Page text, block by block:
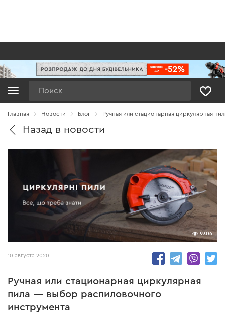
Главная Новости Блог Ручная или стационарная циркулярная
Назад в новости
9306
10 августа 2020
Ручная или стационарная циркулярная
пила — выбор распиловочного
инструмента